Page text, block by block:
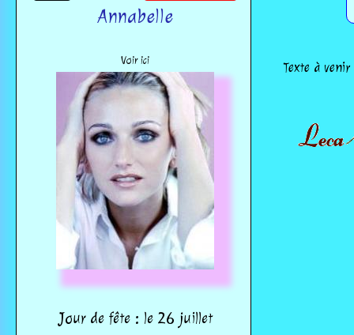
Annabelle
Voir ici
Jour de fête : le 26 juillet
Texte à venir